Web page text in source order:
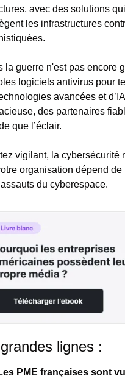
avec des solutions
les infrastructures
la guerre n'est pas encore
logiciels antivirus pour
avancées et
des partenaires
que l’éclair.
vigilant, la cybersécurité
organisation dépend
du cyberespace.
lignes :
PME françaises sont